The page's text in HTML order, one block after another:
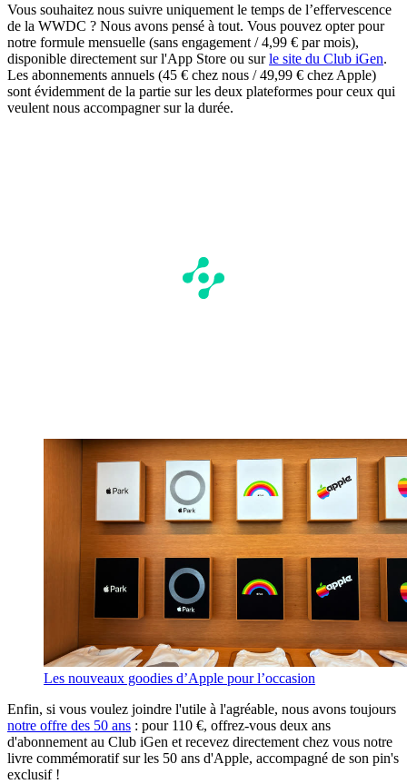
Vous souhaitez nous suivre uniquement le temps de l’effervescence
de la WWDC ? Nous avons pensé à tout. Vous pouvez opter pour
notre formule mensuelle (sans engagement / 4,99 € par mois),
disponible directement sur l'App Store ou surle site du Club iGen.
Les abonnements annuels (45 € chez nous / 49,99 € chez Apple)
sont évidemment de la partie sur les deux plateformes pour ceux qui
veulent nous accompagner sur la durée.
Les nouveaux goodies d’Apple pour l’occasion
Enfin, si vous voulez joindre l'utile à l'agréable, nous avons toujours
notre offre des 50 ans : pour 110 €, offrez-vous deux ans
d'abonnement au Club iGen et recevez directement chez vous notre
livre commémoratif sur les 50 ans d'Apple, accompagné de son pin's
exclusif !